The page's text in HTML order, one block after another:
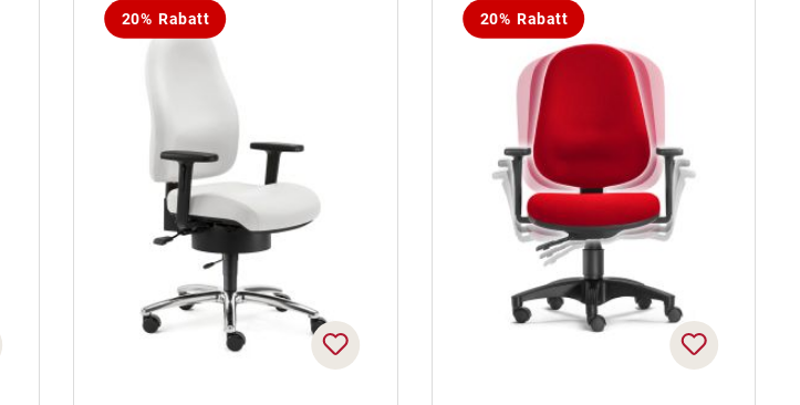
20% Rabatt 20% Rabatt